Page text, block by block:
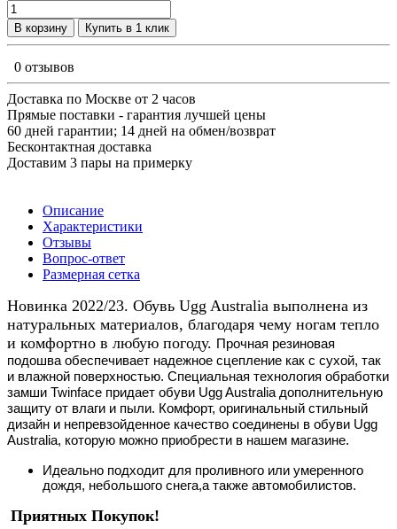
В корзину Купить в 1 клик
0 отзывов
Доставка по Москве от 2 часов
Прямые поставки - гарантия лучшей цены
60 дней гарантии; 14 дней на обмен/возврат
Бесконтактная доставка
Доставим 3 пары на примерку
Описание
Характеристики
Отзывы
Вопрос-ответ
Размерная сетка
Новинка 2022/23. Обувь Ugg Australia выполнена из
натуральных материалов, благодаря чему ногам тепло
и комфортно в любую погоду. Прочная резиновая
подошва обеспечивает надежное сцепление как с сухой, так
и влажной поверхностью. Специальная технология обработки
замши Twinface придает обуви Ugg Australia дополнительную
защиту от влаги и пыли. Комфорт, оригинальный стильный
дизайн и непревзойденное качество соединены в обуви Ugg
Australia, которую можно приобрести в нашем магазине.
Идеально подходит для проливного или умеренного
дождя, небольшого снега,а также автомобилистов.
Приятных Покупок!